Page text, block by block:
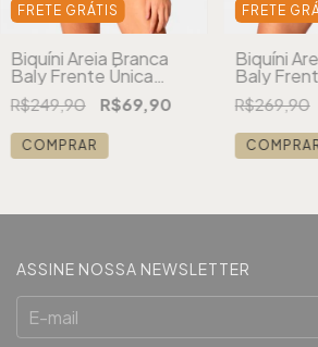
FRETE GRÁTIS
Biquíni Areia Branca
Baly Frente Única
Stone Verde
R$249,90 R$69,90
COMPRAR
FRETE
Biquíni
Baly
Macramê
R$269,90
ASSINE NOSSA NEWSLETTER